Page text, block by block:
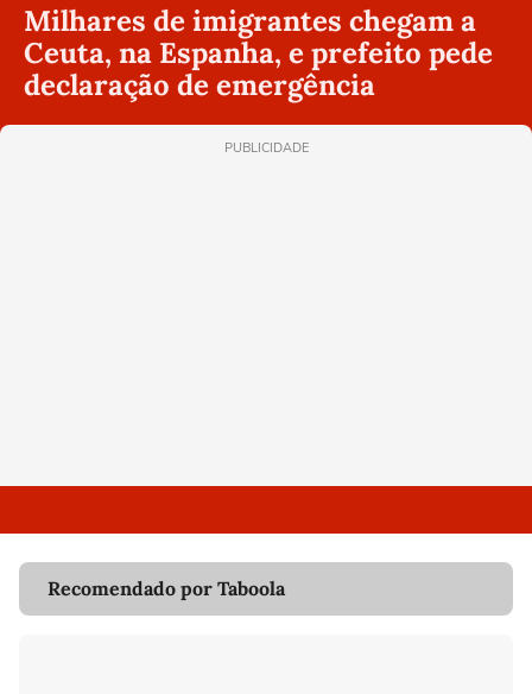
Milhares de imigrantes chegam a
Ceuta, na Espanha, e prefeito pede
declaração de emergência
PUBLICIDADE
Recomendado por Taboola